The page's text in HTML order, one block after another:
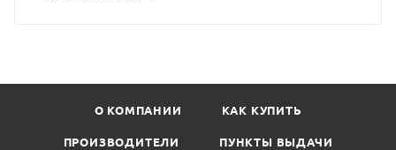
О КОМПАНИИ КАК КУПИТЬ
ПРОИЗВОДИТЕЛИ ПУНКТЫ ВЫДАЧИ